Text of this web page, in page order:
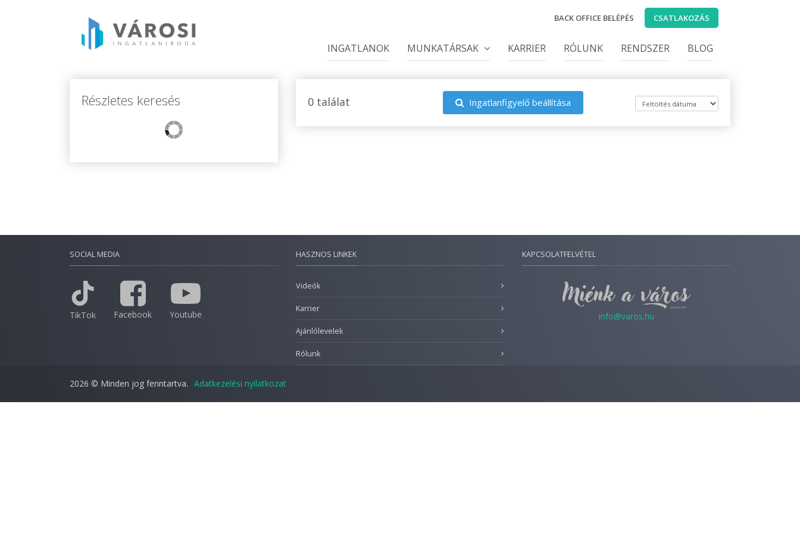
BACK OFFICE BELÉPÉS CSATLAKOZÁS
INGATLANOK MUNKATÁRSAK KARRIER RÓLUNK RENDSZER BLOG
Részletes keresés 0 találat Ingatlanfigyelő beállítása
SOCIAL MEDIA
TikTok Facebook Youtube
HASZNOS LINKEK
Videók
Karrier
Ajánlólevelek
Rólunk
KAPCSOLATFELVÉTEL
info@varos.hu
2026 © Minden jog fenntartva. Adatkezelési nyilatkozat